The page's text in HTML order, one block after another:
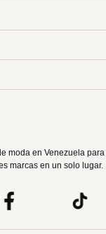
moda en Venezuela
marcas en un solo lugar.